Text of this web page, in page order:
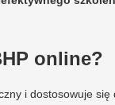
online?
i dostosowuje